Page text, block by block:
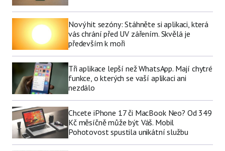
Nový hit sezóny: Stáhněte si aplikaci, která
vás chrání před UV zářením. Skvělá je
především k moři
Tři aplikace lepší než WhatsApp. Mají chytré
funkce, o kterých se vaší aplikaci ani
nezdálo
Chcete iPhone 17 či MacBook Neo? Od 349
Kč měsíčně může být Váš. Mobil
Pohotovost spustila unikátní službu